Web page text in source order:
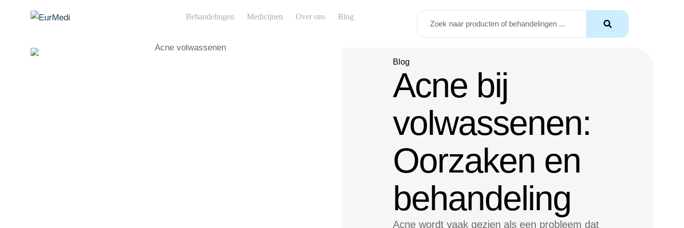
Behandelingen Medicijnen Over ons Blog
Blog
Acne bij
volwassenen:
Oorzaken en
behandeling
Acne wordt vaak gezien als een probleem dat